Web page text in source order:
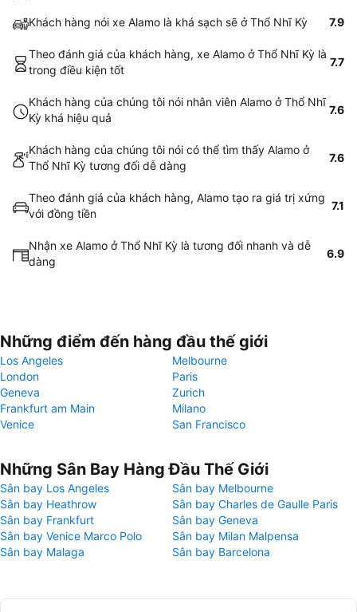
Khách hàng nói xe Alamo là khá sạch sẽ ở Thổ Nhĩ Kỳ 7.9
Theo đánh giá của khách hàng, xe Alamo ở Thổ Nhĩ Kỳ là
trong điều kiện tốt
7.7
Khách hàng của chúng tôi nói nhân viên Alamo ở Thổ Nhĩ
Kỳ khá hiệu quả
7.6
Khách hàng của chúng tôi nói có thể tìm thấy Alamo ở
Thổ Nhĩ Kỳ tương đối dễ dàng
7.6
Theo đánh giá của khách hàng, Alamo tạo ra giá trị xứng
với đồng tiền
7.1
Nhận xe Alamo ở Thổ Nhĩ Kỳ là tương đối nhanh và dễ
dàng
6.9
Những điểm đến hàng đầu thế giới
Los Angeles
Melbourne
London
Paris
Geneva
Zurich
Frankfurt am Main
Milano
Venice
San Francisco
Những Sân Bay Hàng Đầu Thế Giới
Sân bay Los Angeles
Sân bay Melbourne
Sân bay Heathrow
Sân bay Charles de Gaulle Paris
Sân bay Frankfurt
Sân bay Geneva
Sân bay Venice Marco Polo
Sân bay Milan Malpensa
Sân bay Malaga
Sân bay Barcelona